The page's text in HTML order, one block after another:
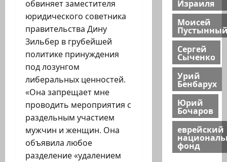
обвиняет заместителя
юридического советника
правительства Дину
Зильбер в грубейшей
политике принуждения
под лозунгом
либеральных ценностей.
«Она запрещает мне
проводить мероприятия с
раздельным участием
мужчин и женщин. Она
объявила любое
разделение «удалением
Израиля
Моисей
Сергей
Сыченко
Урий
Бенбарух
Юрий
Бочаров
еврейский
фонд